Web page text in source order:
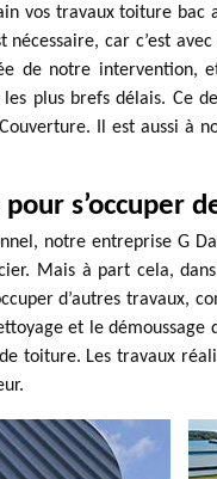
vos travaux toiture bac
nécessaire, car c’est
de notre intervention,
plus brefs délais. Ce
Il est aussi à
s’occuper
notre entreprise G
Mais à part cela,
d’autres travaux,
et le
toiture. Les travaux